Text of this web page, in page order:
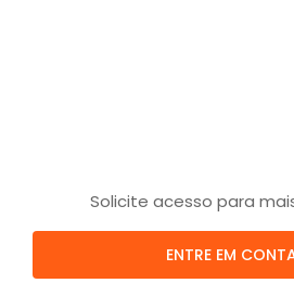
Solicite acesso para
ENTRE EM